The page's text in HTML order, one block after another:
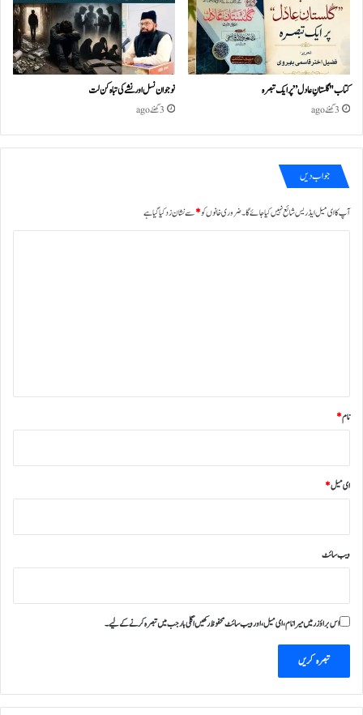
کتاب "گلستانِ عادل” پر ایک تبصرہ
3 گھنٹے ago
نوجوان نسل اور نشے کی تباہ کن لت
3 گھنٹے ago
جواب دیں
آپ کا ای میل ایڈریس شائع نہیں کیا جائے گا۔ضروری خانوں کو*سے نشان زد کیا گیا ہے
نام*
ای میل*
ویب‌ سائٹ
اس براؤزر میں میرا نام، ای میل، اور ویب سائٹ محفوظ رکھیں اگلی بار جب میں تبصرہ کرنے کےلیے۔